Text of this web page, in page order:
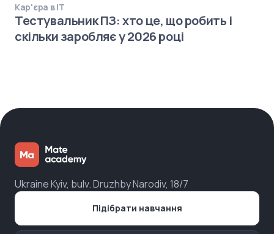
Кар'єра в IT
Тестувальник ПЗ: хто це, що робить і
скільки заробляє у 2026 році
Ukraine Kyiv, bulv. Druzhby Narodiv, 18/7
Підібрати навчання